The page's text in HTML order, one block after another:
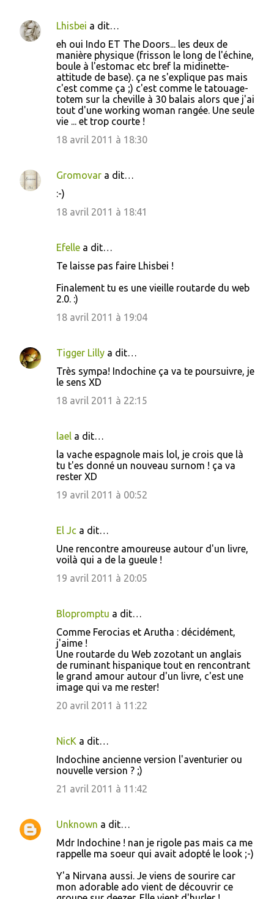
Lhisbei a dit…
eh oui Indo ET The Doors... les deux de
manière physique (frisson le long de l'échine,
boule à l'estomac etc bref la midinette-
attitude de base). ça ne s'explique pas mais
c'est comme ça ;) c'est comme le tatouage-
totem sur la cheville à 30 balais alors que j'ai
tout d'une working woman rangée. Une seule
vie ... et trop courte !
18 avril 2011 à 18:30
Gromovar a dit…
:-)
18 avril 2011 à 18:41
Efelle a dit…
Te laisse pas faire Lhisbei !
Finalement tu es une vieille routarde du web
2.0. :)
18 avril 2011 à 19:04
Tigger Lilly a dit…
Très sympa! Indochine ça va te poursuivre, je
le sens XD
18 avril 2011 à 22:15
lael a dit…
la vache espagnole mais lol, je crois que là
tu t'es donné un nouveau surnom ! ça va
rester XD
19 avril 2011 à 00:52
El Jc a dit…
Une rencontre amoureuse autour d'un livre,
voilà qui a de la gueule !
19 avril 2011 à 20:05
Blopromptu a dit…
Comme Ferocias et Arutha : décidément,
j'aime !
Une routarde du Web zozotant un anglais
de ruminant hispanique tout en rencontrant
le grand amour autour d'un livre, c'est une
image qui va me rester!
20 avril 2011 à 11:22
NicK a dit…
Indochine ancienne version l'aventurier ou
nouvelle version ? ;)
21 avril 2011 à 11:42
Unknown a dit…
Mdr Indochine ! nan je rigole pas mais ca me
rappelle ma soeur qui avait adopté le look ;-)
Y'a Nirvana aussi. Je viens de sourire car
mon adorable ado vient de découvrir ce